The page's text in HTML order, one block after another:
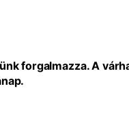
forgalmazza. A